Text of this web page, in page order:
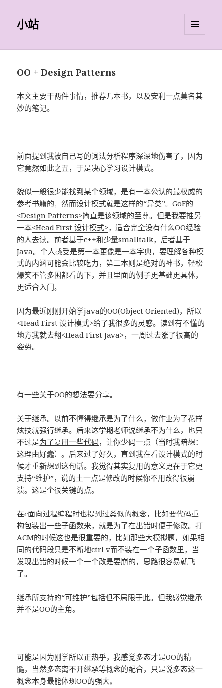
小站
挂件
OO + Design Patterns
本文主要干两件事情，推荐几本书，以及安利一点莫名其
妙的笔记。
前面提到我被自己写的词法分析程序深深地伤害了，因为
它竟然如此之丑，于是决心学习设计模式。
貌似一般很少能找到某个领域，是有一本公认的最权威的
参考书籍的，然而设计模式就是这样的“异类”。GoF的
<Design Patterns>简直是该领域的至尊。但是我要推另
一本<Head First 设计模式>，适合完全没有什么OO经验
的人去读。前者基于c++和少量smalltalk，后者基于
Java。个人感受是第一本更像是一本字典，要理解各种模
式的内涵可能会比较吃力，第二本则是绝对的神书，轻松
爆笑不管多困都看的下，并且里面的例子更基础更具体，
更适合入门。
因为最近刚刚开始学java的OO(Object Oriented)，所以
<Head First 设计模式>给了我很多的灵感。读到有不懂的
地方我就去翻<Head First Java>，一周过去涨了很高的
姿势。
有一些关于OO的想法要分享。
关于继承。以前不懂得继承是为了什么，做作业为了花样
炫技就强行继承。后来这学期老师说继承不为什么，也只
不过是为了复用一些代码，让你少码一点（当时我暗想：
这理由好蠢）。后来过了好久，直到我在看设计模式的时
候才重新想到这句话。我觉得其实复用的意义更在于它更
支持“维护”，说的土一点是修改的时候你不用改得很崩
溃。这是个很关键的点。
在c面向过程编程时也提到过类似的概念，比如要代码重
构包装出一些子函数来，就是为了在出错时便于修改。打
ACM的时候这也是很重要的，比如那些大模拟题，如果相
同的代码段只是不断地ctrl v而不装在一个子函数里，当
发现出错的时候一个一个改是要崩的，思路很容易就飞
了。
继承所支持的“可维护”包括但不局限于此。但我感觉继承
并不是OO的主角。
可能是因为刚学所以正热乎，我感觉多态才是OO的精
髓，当然多态离不开继承等概念的配合，只是说多态这一
概念本身最能体现OO的强大。